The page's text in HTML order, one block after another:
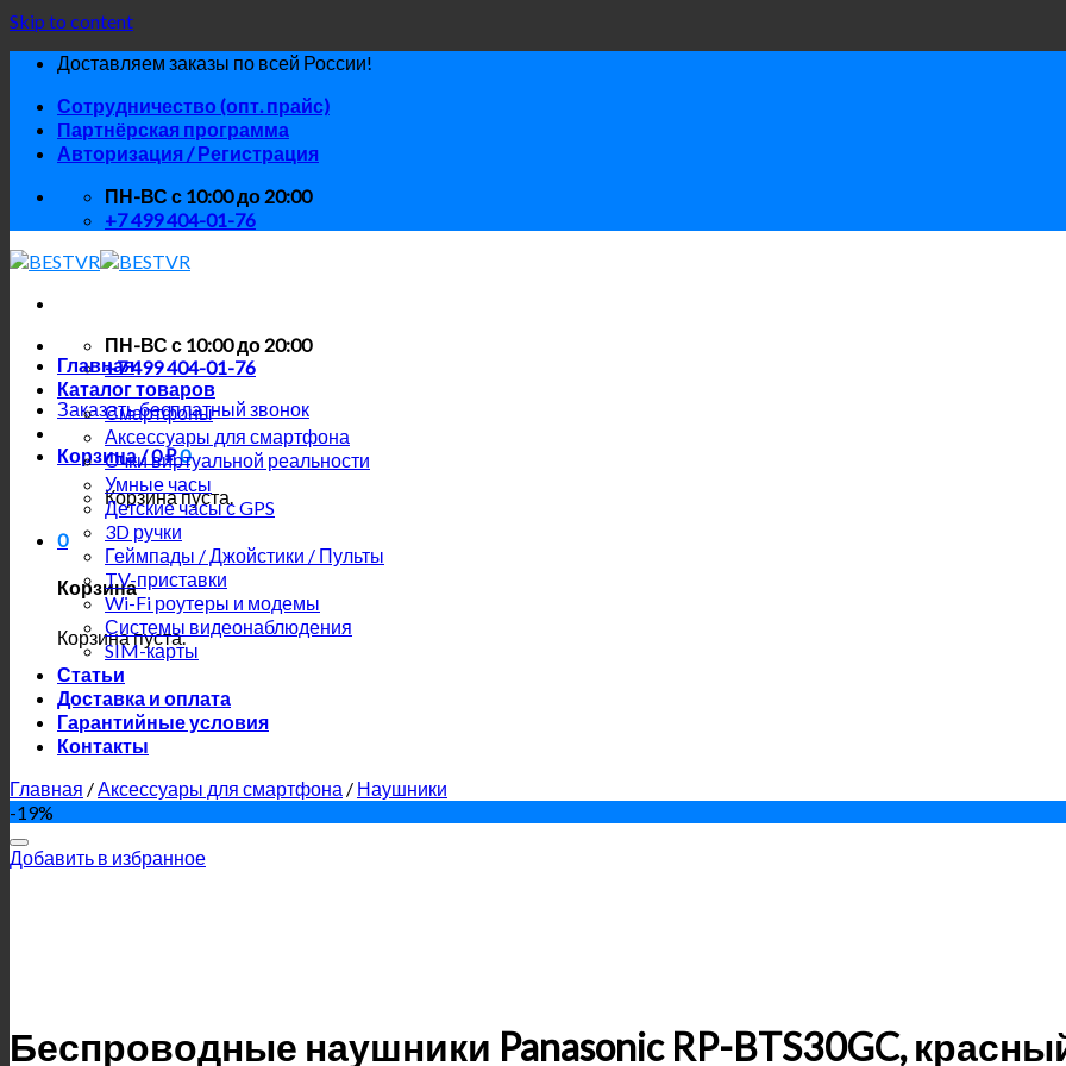
Skip to content
Доставляем заказы по всей России!
Сотрудничество (опт. прайс)
Партнёрская программа
Авторизация / Регистрация
ПН-ВС с 10:00 до 20:00
+7 499 404-01-76
ПН-ВС с 10:00 до 20:00
+7 499 404-01-76
Заказать бесплатный звонок
Корзина /0₽0
Корзина пуста.
0
Корзина
Корзина пуста.
Главная
Каталог товаров
Смартфоны
Аксессуары для смартфона
Очки виртуальной реальности
Умные часы
Детские часы с GPS
3D ручки
Геймпады / Джойстики / Пульты
TV-приставки
Wi-Fi роутеры и модемы
Системы видеонаблюдения
SIM-карты
Статьи
Доставка и оплата
Гарантийные условия
Контакты
Главная /Аксессуары для смартфона / Наушники
-19%
Добавить в избранное
Беспроводные наушники Panasonic RP-BTS30GC,